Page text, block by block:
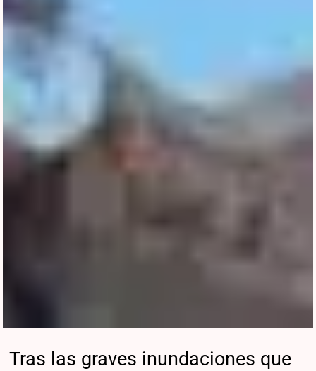
Tras las graves inundaciones que